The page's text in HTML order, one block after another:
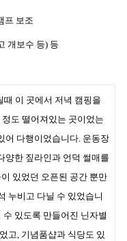
프 보조
개보수 등) 등
이 곳에서 저녁 캠핑을
도 떨어져있는 곳이었는
어 다행이었습니다. 운동장
양한 짚라인과 언덕 썰매를
있었던 오픈된 공간 뿐만
누비고 다닐 수 있었습니
있도록 만들어진 닌자별
고, 기념품샵과 식당도 있